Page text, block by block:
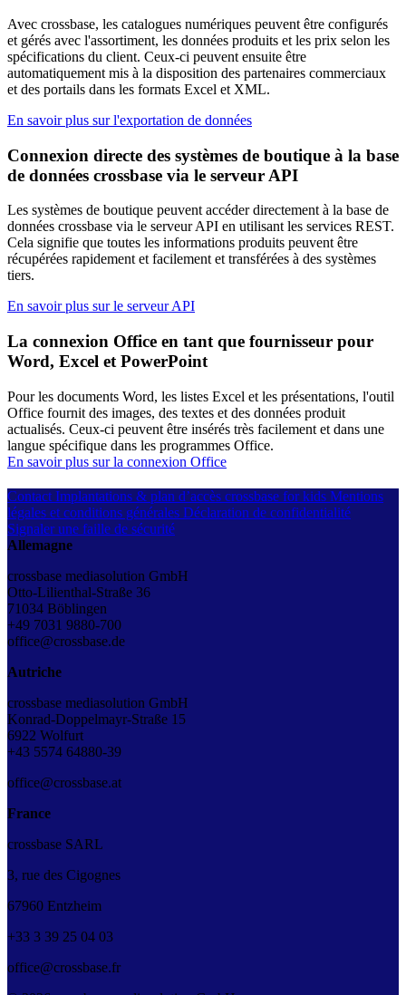
Avec crossbase, les catalogues numériques peuvent être configurés
et gérés avec l'assortiment, les données produits et les prix selon les
spécifications du client. Ceux-ci peuvent ensuite être
automatiquement mis à la disposition des partenaires commerciaux
et des portails dans les formats Excel et XML.
En savoir plus sur l'exportation de données
Connexion directe des systèmes de boutique à la base
de données crossbase via le serveur API
Les systèmes de boutique peuvent accéder directement à la base de
données crossbase via le serveur API en utilisant les services REST.
Cela signifie que toutes les informations produits peuvent être
récupérées rapidement et facilement et transférées à des systèmes
tiers.
En savoir plus sur le serveur API
La connexion Office en tant que fournisseur pour
Word, Excel et PowerPoint
Pour les documents Word, les listes Excel et les présentations, l'outil
Office fournit des images, des textes et des données produit
actualisés. Ceux-ci peuvent être insérés très facilement et dans une
langue spécifique dans les programmes Office.
En savoir plus sur la connexion Office
Contact Implantations & plan d’accès crossbase for kids Mentions
légales et conditions générales Déclaration de confidentialité
Signaler une faille de sécurité
Allemagne
crossbase mediasolution GmbH
Otto-Lilienthal-Straße 36
71034 Böblingen
+49 7031 9880-700
office@crossbase.de
Autriche
crossbase mediasolution GmbH
Konrad-Doppelmayr-Straße 15
6922 Wolfurt
+43 5574 64880-39
office@crossbase.at
France
crossbase SARL
3, rue des Cigognes
67960 Entzheim
+33 3 39 25 04 03
office@crossbase.fr